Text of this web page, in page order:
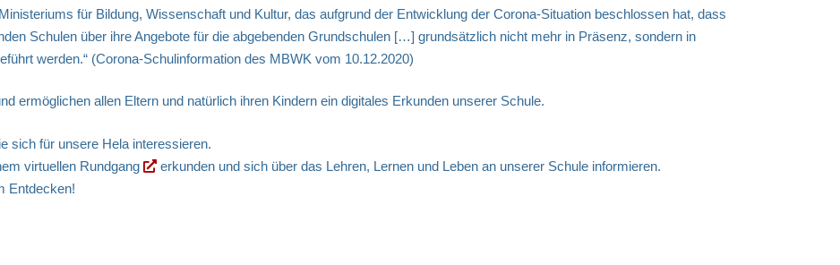
für Bildung, Wissenschaft und Kultur, das aufgrund der Entwicklung der Corona-Situation beschlossen hat, dass
Schulen über ihre Angebote für die abgebenden Grundschulen […] grundsätzlich nicht mehr in Präsenz, sondern in
werden.“ (Corona-Schulinformation des MBWK vom 10.12.2020)
ermöglichen allen Eltern und natürlich ihren Kindern ein digitales Erkunden unserer Schule.
sich für unsere Hela interessieren.
virtuellen Rundgang
erkunden und sich über das Lehren, Lernen und Leben an unserer Schule informieren.
Entdecken!